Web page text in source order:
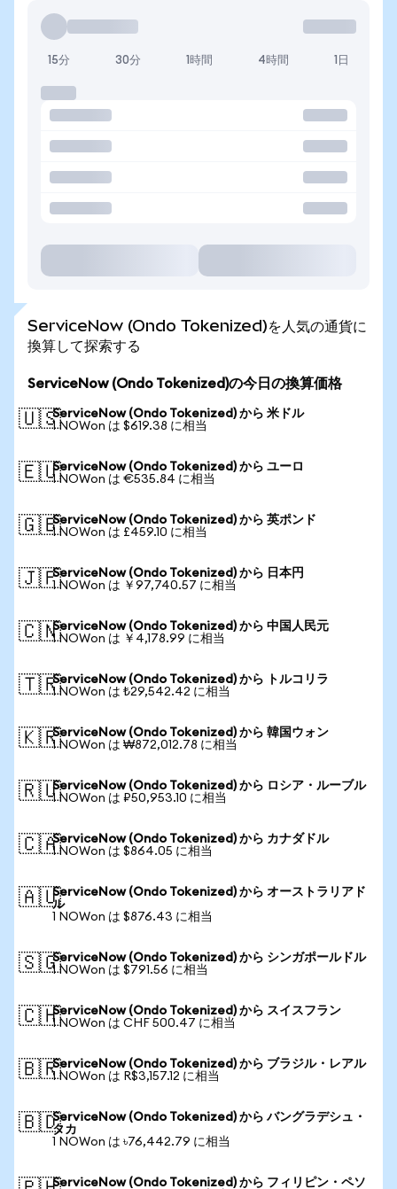
15分 30分 1時間 4時間 1日
ServiceNow (Ondo Tokenized)を人気の通貨に
換算して探索する
ServiceNow (Ondo Tokenized)の今日の換算価格
🇺🇸ServiceNow (Ondo Tokenized) から 米ドル
1 NOWon は $619.38 に相当
🇪🇺ServiceNow (Ondo Tokenized) から ユーロ
1 NOWon は €535.84 に相当
🇬🇧ServiceNow (Ondo Tokenized) から 英ポンド
1 NOWon は £459.10 に相当
🇯🇵ServiceNow (Ondo Tokenized) から 日本円
1 NOWon は ￥97,740.57 に相当
🇨🇳ServiceNow (Ondo Tokenized) から 中国人民元
1 NOWon は ￥4,178.99 に相当
🇹🇷ServiceNow (Ondo Tokenized) から トルコリラ
1 NOWon は ₺29,542.42 に相当
🇰🇷ServiceNow (Ondo Tokenized) から 韓国ウォン
1 NOWon は ₩872,012.78 に相当
🇷🇺ServiceNow (Ondo Tokenized) から ロシア・ルーブル
1 NOWon は ₽50,953.10 に相当
🇨🇦ServiceNow (Ondo Tokenized) から カナダドル
1 NOWon は $864.05 に相当
🇦🇺ServiceNow (Ondo Tokenized) から オーストラリアド
ル
1 NOWon は $876.43 に相当
🇸🇬ServiceNow (Ondo Tokenized) から シンガポールドル
1 NOWon は $791.56 に相当
🇨🇭ServiceNow (Ondo Tokenized) から スイスフラン
1 NOWon は CHF 500.47 に相当
🇧🇷ServiceNow (Ondo Tokenized) から ブラジル・レアル
1 NOWon は R$3,157.12 に相当
🇧🇩ServiceNow (Ondo Tokenized) から バングラデシュ・
タカ
1 NOWon は ৳76,442.79 に相当
ServiceNow (Ondo Tokenized) から フィリピン・ペソ